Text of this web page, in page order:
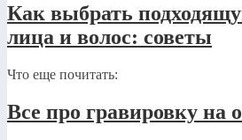
Как выбрать
лица и волос: советы
Что еще почитать:
Все про гравировку